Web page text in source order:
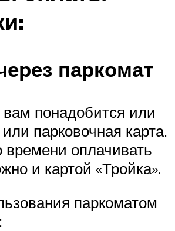
паркомат
понадобится или
парковочная карта.
времени оплачивать
и картой «Тройка».
паркоматом